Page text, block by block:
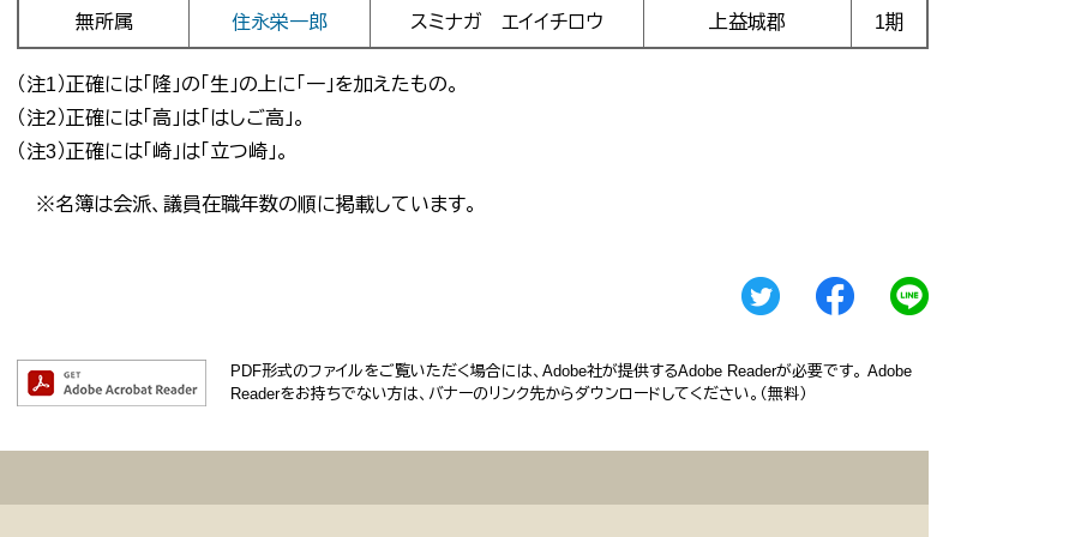
無所属 住永栄一郎 スミナガ エイイチロウ 上益城郡 1期
（注1）正確には「隆」の「生」の上に「一」を加えたもの。
（注2）正確には「高」は「はしご高」。
（注3）正確には「崎」は「立つ崎」。​
※名簿は会派、議員在職年数の順に掲載しています。
PDF形式のファイルをご覧いただく場合には、Adobe社が提供するAdobe Readerが必要です。 Adobe
Readerをお持ちでない方は、バナーのリンク先からダウンロードしてください。（無料）